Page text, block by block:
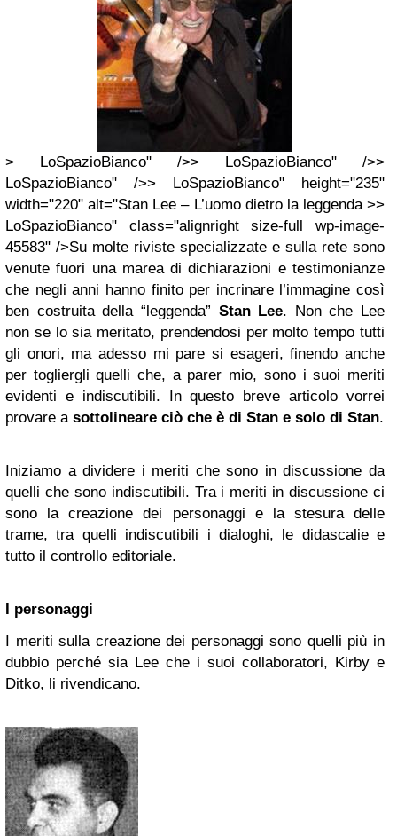
> LoSpazioBianco" />> LoSpazioBianco" />>
LoSpazioBianco" />> LoSpazioBianco" height="235"
width="220" alt="Stan Lee – L’uomo dietro la leggenda >>
LoSpazioBianco" class="alignright size-full wp-image-
45583" />Su molte riviste specializzate e sulla rete sono
venute fuori una marea di dichiarazioni e testimonianze
che negli anni hanno finito per incrinare l’immagine così
ben costruita della “leggenda” Stan Lee. Non che Lee
non se lo sia meritato, prendendosi per molto tempo tutti
gli onori, ma adesso mi pare si esageri, finendo anche
per togliergli quelli che, a parer mio, sono i suoi meriti
evidenti e indiscutibili. In questo breve articolo vorrei
provare a sottolineare ciò che è di Stan e solo di Stan.
Iniziamo a dividere i meriti che sono in discussione da
quelli che sono indiscutibili. Tra i meriti in discussione ci
sono la creazione dei personaggi e la stesura delle
trame, tra quelli indiscutibili i dialoghi, le didascalie e
tutto il controllo editoriale.
I personaggi
I meriti sulla creazione dei personaggi sono quelli più in
dubbio perché sia Lee che i suoi collaboratori, Kirby e
Ditko, li rivendicano.